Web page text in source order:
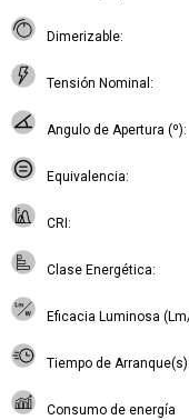
Dimerizable
Tensión Nominal
Angulo de Apertura (º)
Equivalencia
CRI
Clase Energética
Eficacia Luminosa
Tiempo de Arranque(s)
Consumo de energía